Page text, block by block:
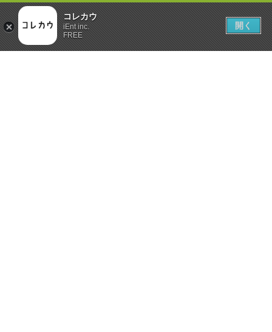
コレカウ
iEnt inc.
FREE
開く